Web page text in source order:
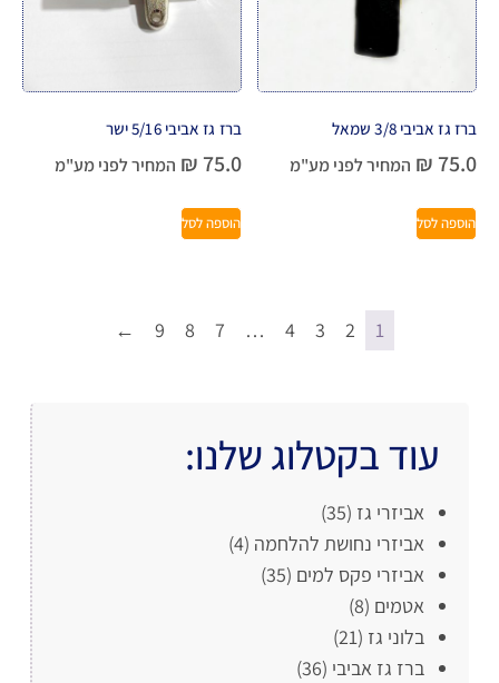
ברז גז אביבי 3/8 שמאל
₪ 75.0 המחיר לפני מע"מ
הוספה לסל
ברז גז אביבי 5/16 ישר
₪ 75.0 המחיר לפני מע"מ
הוספה לסל
1
2
3
4
…
7
8
9
←
עוד בקטלוג שלנו:
אביזרי גז (35)
אביזרי נחושת להלחמה (4)
אביזרי פקס למים (35)
אטמים (8)
בלוני גז (21)
ברז גז אביבי (36)